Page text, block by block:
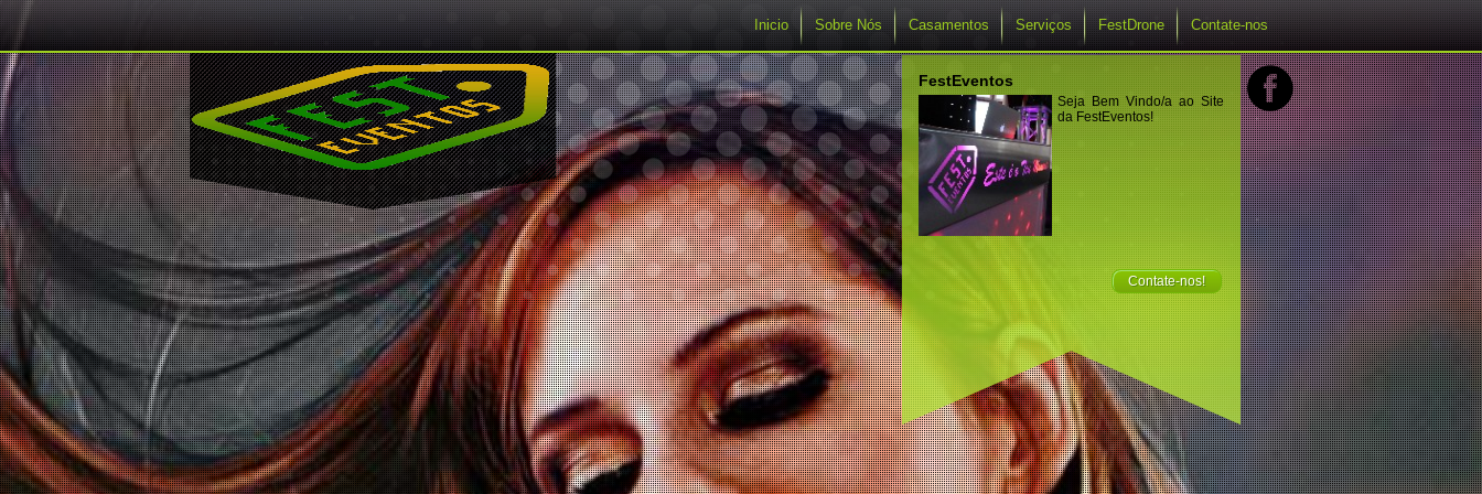
FestEventos
Seja Bem Vindo/a ao Site
da FestEventos!
Contate-nos!
Inicio Sobre Nós Casamentos Serviços FestDrone Contate-nos